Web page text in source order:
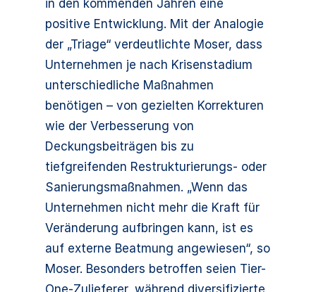
in den kommenden Jahren eine
positive Entwicklung. Mit der Analogie
der „Triage“ verdeutlichte Moser, dass
Unternehmen je nach Krisenstadium
unterschiedliche Maßnahmen
benötigen – von gezielten Korrekturen
wie der Verbesserung von
Deckungsbeiträgen bis zu
tiefgreifenden Restrukturierungs- oder
Sanierungsmaßnahmen. „Wenn das
Unternehmen nicht mehr die Kraft für
Veränderung aufbringen kann, ist es
auf externe Beatmung angewiesen“, so
Moser. Besonders betroffen seien Tier-
One-Zulieferer, während diversifizierte